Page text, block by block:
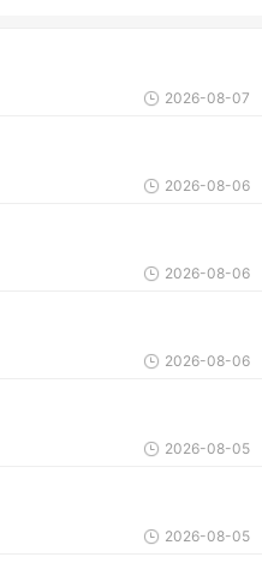
2026-08-07
2026-08-06
2026-08-06
2026-08-06
2026-08-05
2026-08-05